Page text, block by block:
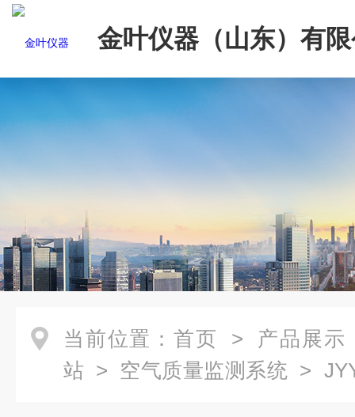
金叶仪器（山东）有
当前位置： 首页 > 产品展示
站 > 空气质量监测系统 >